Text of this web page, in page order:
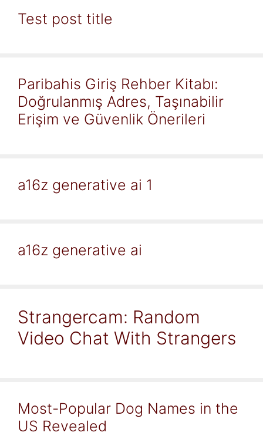
Test post title
Paribahis Giriş Rehber Kitabı:
Doğrulanmış Adres, Taşınabilir
Erişim ve Güvenlik Önerileri
a16z generative ai 1
a16z generative ai
Strangercam: Random
Video Chat With Strangers
Most-Popular Dog Names in the
US Revealed